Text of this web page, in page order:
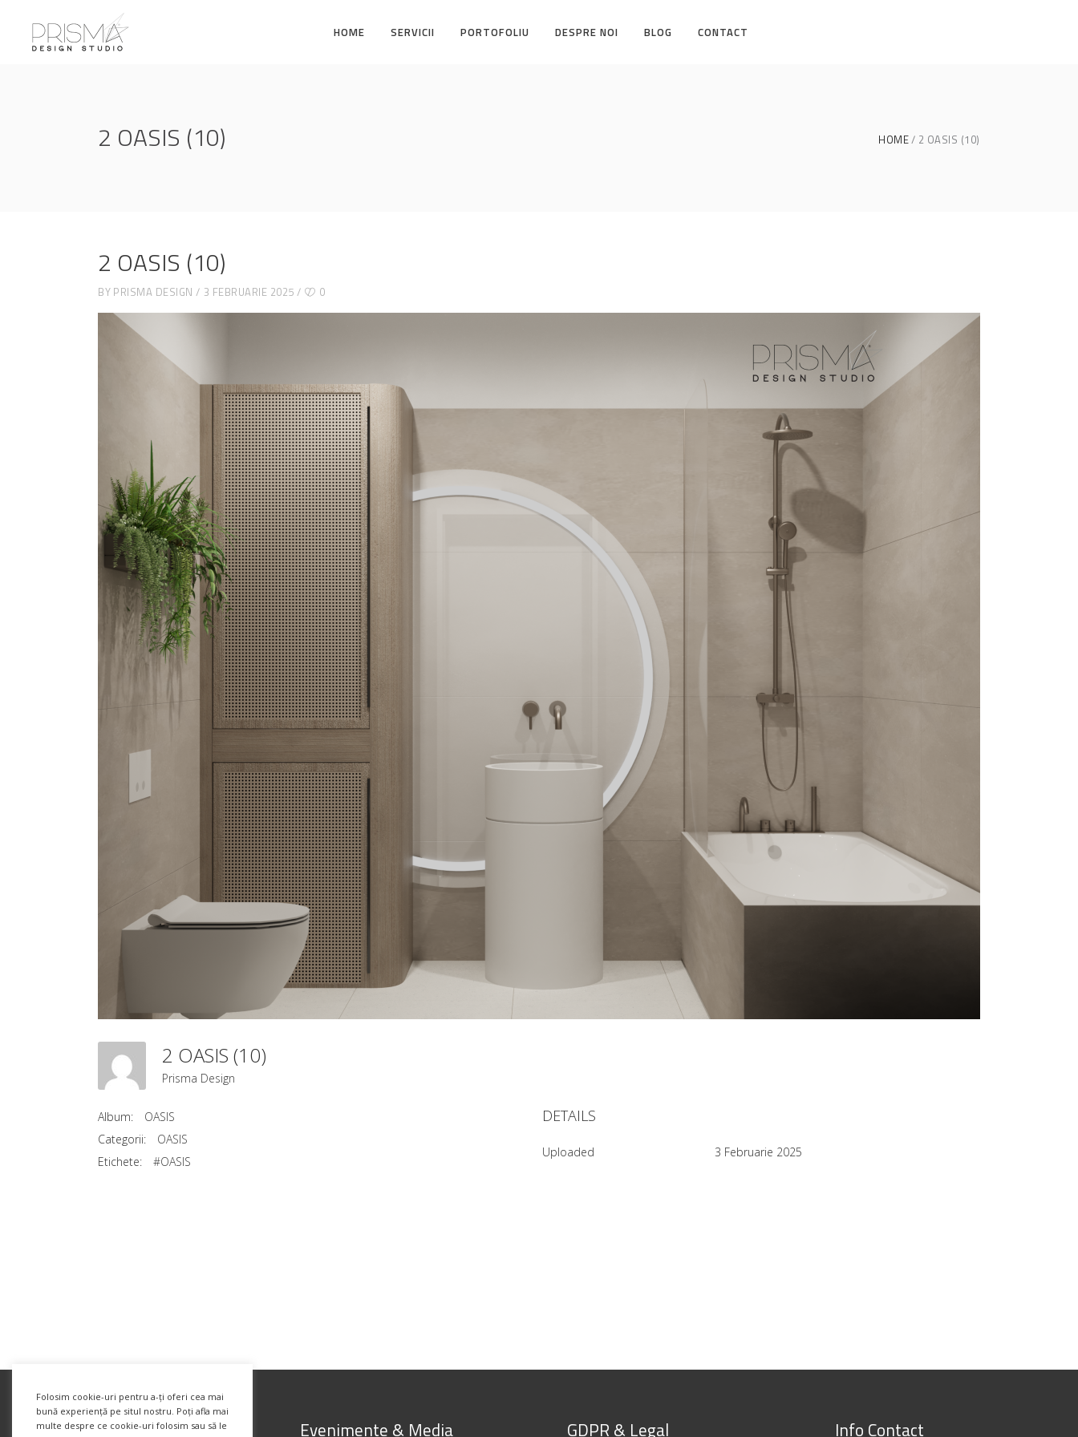
HOME SERVICII PORTOFOLIU DESPRE NOI BLOG CONTACT
2 OASIS (10) HOME 2 OASIS (10)
2 OASIS (10)
BY PRISMA DESIGN 3 FEBRUARIE 2025 0
2 OASIS (10)
Prisma Design
Album:
OASIS
Categorii:
OASIS
Etichete:
#OASIS
DETAILS
Uploaded 3 Februarie 2025
Evenimente & Media GDPR & Legal Info Contact
Folosim cookie-uri pentru a-ți oferi cea mai
bună experiență pe situl nostru. Poți afla mai
multe despre ce cookie-uri folosim sau să le